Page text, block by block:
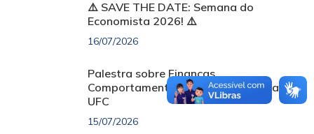
⚠️ SAVE THE DATE: Semana do
Economista 2026! ⚠️
16/07/2026
Palestra sobre Finanças
Comportamentais será realizada na
UFC
15/07/2026